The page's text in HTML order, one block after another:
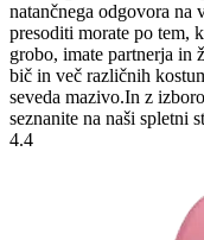
natančnega odgovora na
presoditi morate po tem,
grobo, imate partnerja in
bič in več različnih
seveda mazivo.In z
seznanite na naši spletni
4.4